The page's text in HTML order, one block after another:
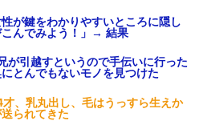
が鍵をわかりやすいところに隠し
んでみよう！」→ 結果
が引越すというので手伝いに行った
とんでもないモノを見つけた
才、乳丸出し、毛はうっすら生えか
られてきた